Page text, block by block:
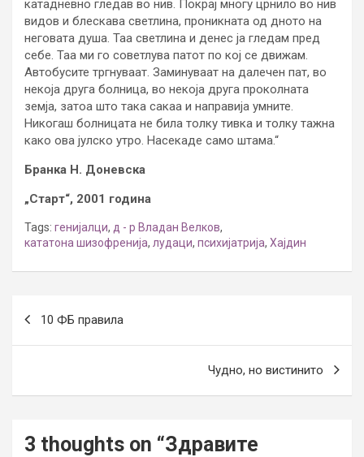
катадневно гледав во нив. Покрај многу црнило во нив
видов и блескава светлина, проникната од дното на
неговата душа. Таа светлина и денес ја гледам пред
себе. Таа ми го советлува патот по кој се движам.
Автобусите тргнуваат. Заминуваат на далечен пат, во
некоја друга болница, во некоја друга проколната
земја, затоа што така сакаа и направија умните.
Никогаш болницата не била толку тивка и толку тажна
како ова јулско утро. Насекаде само штама.“
Бранка Н. Доневска
„Старт“, 2001 година
Tags: генијалци, д - р Владан Велков,
кататона шизофренија, лудаци, психијатрија, Хајдин
navigation
10 ФБ правила
Чудно, но вистинито
3 thoughts on “Здравите